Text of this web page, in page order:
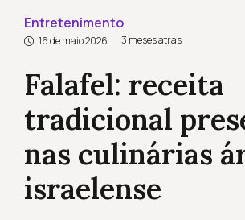
Entretenimento
16 de maio 2026 3 meses atrás
Falafel: receita
tradicional
nas culinárias
israelense